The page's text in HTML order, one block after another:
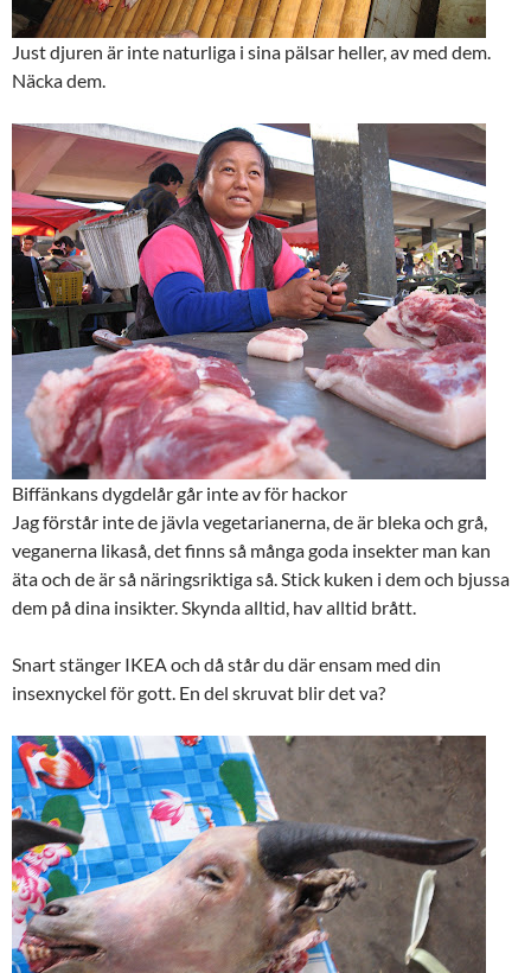
Just djuren är inte naturliga i sina pälsar heller, av med dem.
Näcka dem.
Biffänkans dygdelår går inte av för hackor
Jag förstår inte de jävla vegetarianerna, de är bleka och grå,
veganerna likaså, det finns så många goda insekter man kan
äta och de är så näringsriktiga så. Stick kuken i dem och bjussa
dem på dina insikter. Skynda alltid, hav alltid brått.
Snart stänger IKEA och då står du där ensam med din
insexnyckel för gott. En del skruvat blir det va?